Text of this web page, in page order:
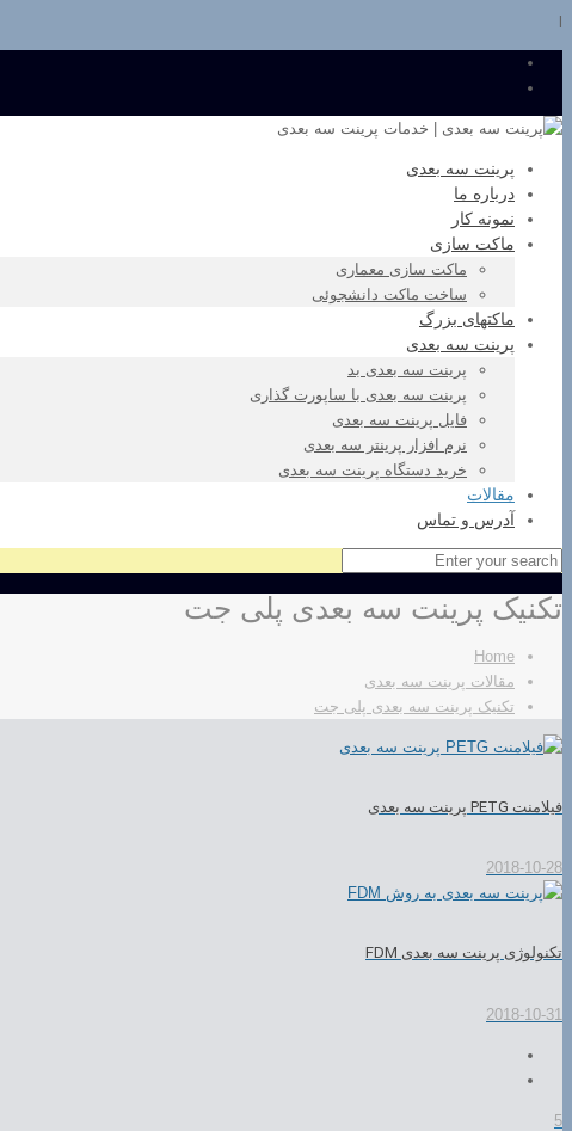
پرینت سه بعدی
درباره ما
نمونه کار
ماکت سازی
ماکت سازی معماری
ساخت ماکت دانشجوئی
ماکتهای بزرگ
پرینت سه بعدی
پرینت سه بعدی بد
پرینت سه بعدی با ساپورت گذاری
فایل پرینت سه بعدی
نرم افزار پرینتر سه بعدی
خرید دستگاه پرینت سه بعدی
مقالات
آدرس و تماس
تکنیک پرینت سه بعدی پلی جت
Home
مقالات پرینت سه بعدی
تکنیک پرینت سه بعدی پلی جت
فیلامنت PETG پرینت سه بعدی
2018-10-28
تکنولوژی پرینت سه بعدی FDM
2018-10-31
5